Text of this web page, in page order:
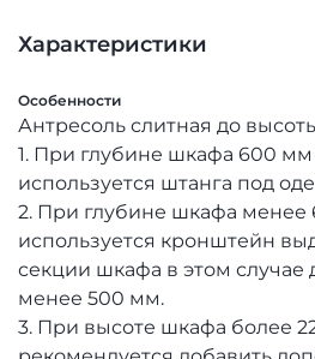
Характеристики
Особенности
Антресоль слитная до
1. При глубине шкафа 600
используется штанга под
2. При глубине шкафа менее
используется кронштейн
секции шкафа в этом случае
менее 500 мм.
3. При высоте шкафа более